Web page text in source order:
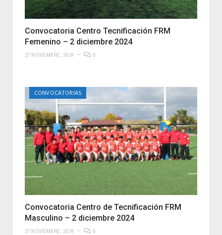
Convocatoria Centro Tecnificación FRM
Femenino – 2 diciembre 2024
27 NOVIEMBRE, 2024 0
CONVOCATORIAS
Convocatoria Centro de Tecnificación FRM
Masculino – 2 diciembre 2024
27 NOVIEMBRE, 2024 0